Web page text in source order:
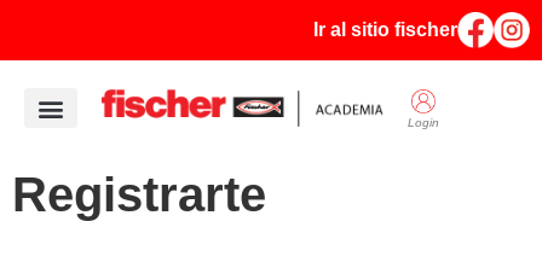
Ir al sitio fischer
Login
Registrarte